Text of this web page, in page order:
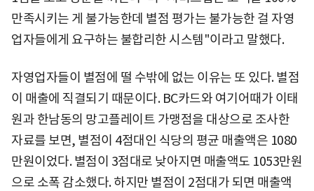
만족시키는 게 불가능한데 별점 평가는 불가능한 걸 자영
업자들에게 요구하는 불합리한 시스템"이라고 말했다.
자영업자들이 별점에 떨 수밖에 없는 이유는 또 있다. 별점
이 매출에 직결되기 때문이다. BC카드와 여기어때가 이태
원과 한남동의 망고플레이트 가맹점을 대상으로 조사한
자료를 보면, 별점이 4점대인 식당의 평균 매출액은 1080
만원이었다. 별점이 3점대로 낮아지면 매출액도 1053만원
으로 소폭 감소했다. 하지만 별점이 2점대가 되면 매출액